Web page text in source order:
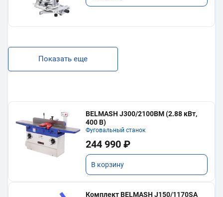
Показать еще
BELMASH J300/2100ВМ (2.88 кВт,
400 В)
Фуговальный станок
244 990 ₽
В корзину
Комплект BELMASH J150/1170SA